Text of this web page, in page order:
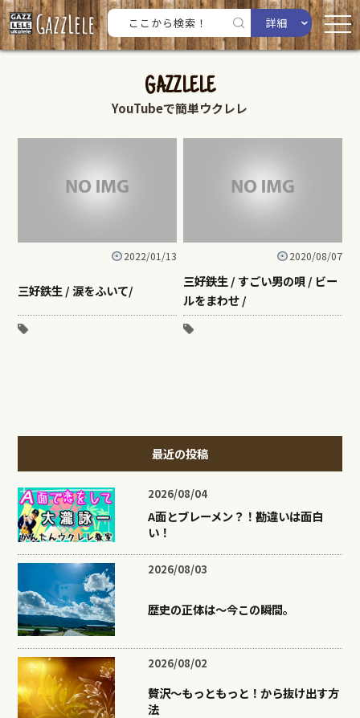
詳細
GAZZLELE
YouTubeで簡単ウクレレ
2022/01/13
三好鉄生 / 涙をふいて/
2020/08/07
三好鉄生 / すごい男の唄 / ビー
ルをまわせ /
最近の投稿
2026/08/04
A面とブレーメン？！勘違いは面白
い！
2026/08/03
歴史の正体は〜今この瞬間。
2026/08/02
贅沢〜もっともっと！から抜け出す方
法